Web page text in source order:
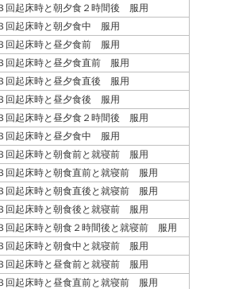
回起床時と朝夕食２時間後 服用
回起床時と朝夕食中 服用
回起床時と昼夕食前 服用
回起床時と昼夕食直前 服用
回起床時と昼夕食直後 服用
回起床時と昼夕食後 服用
回起床時と昼夕食２時間後 服用
回起床時と昼夕食中 服用
回起床時と朝食前と就寝前 服用
回起床時と朝食直前と就寝前 服用
回起床時と朝食直後と就寝前 服用
回起床時と朝食後と就寝前 服用
回起床時と朝食２時間後と就寝前 服用
回起床時と朝食中と就寝前 服用
回起床時と昼食前と就寝前 服用
回起床時と昼食直前と就寝前 服用